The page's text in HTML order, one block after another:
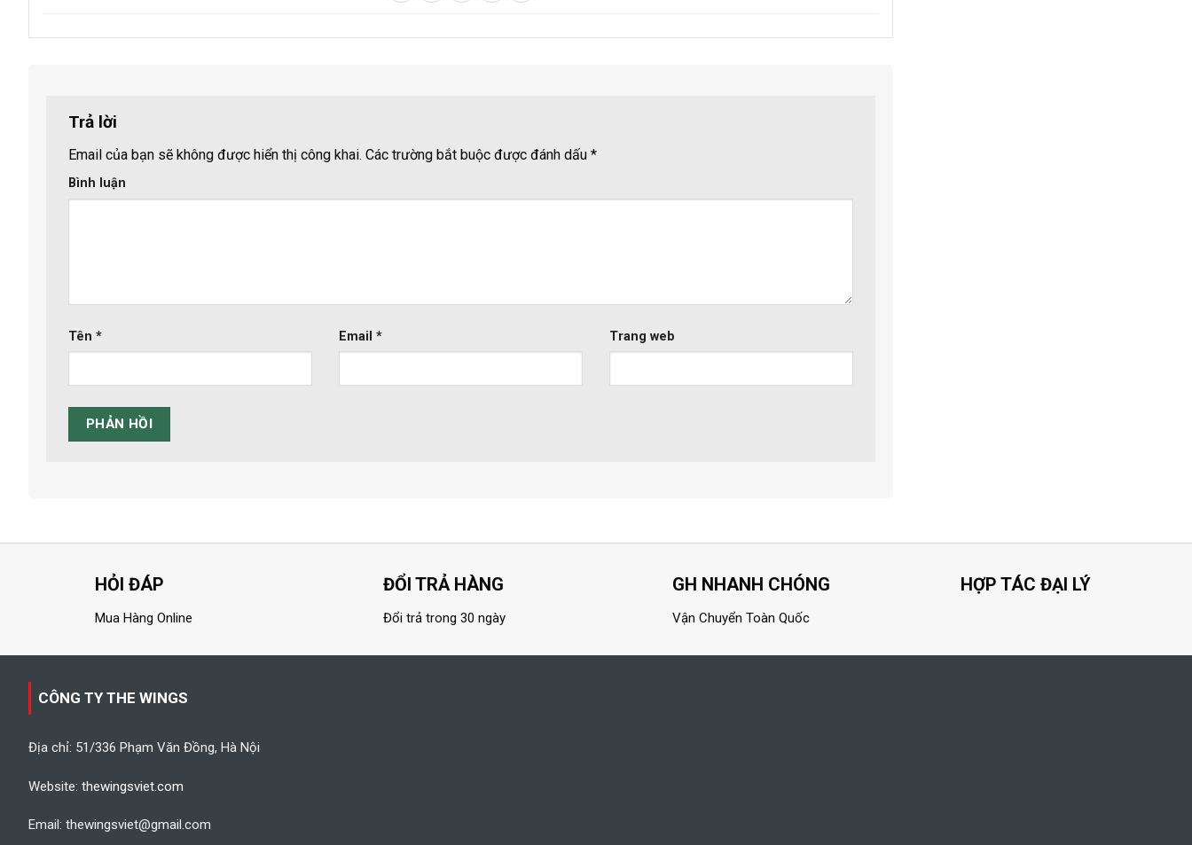
Trả lời
Email của bạn sẽ không được hiển thị công khai. Các trường bắt buộc được đánh dấu *
Bình luận
Tên * Email * Trang web
HỎI ĐÁP
Mua Hàng Online
ĐỔI TRẢ HÀNG
Đổi trả trong 30 ngày
GH NHANH CHÓNG
Vận Chuyển Toàn Quốc
HỢP TÁC ĐẠI LÝ
CÔNG TY THE WINGS
Địa chỉ: 51/336 Phạm Văn Đồng, Hà Nội
Website: thewingsviet.com
Email: thewingsviet@gmail.com